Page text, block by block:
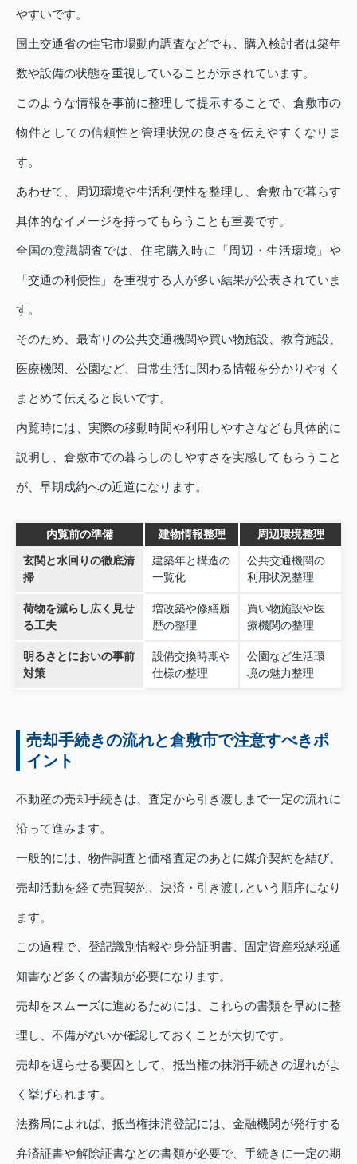
やすいです。
国土交通省の住宅市場動向調査などでも、購入検討者は築年
数や設備の状態を重視していることが示されています。
このような情報を事前に整理して提示することで、倉敷市の
物件としての信頼性と管理状況の良さを伝えやすくなりま
す。
あわせて、周辺環境や生活利便性を整理し、倉敷市で暮らす
具体的なイメージを持ってもらうことも重要です。
全国の意識調査では、住宅購入時に「周辺・生活環境」や
「交通の利便性」を重視する人が多い結果が公表されていま
す。
そのため、最寄りの公共交通機関や買い物施設、教育施設、
医療機関、公園など、日常生活に関わる情報を分かりやすく
まとめて伝えると良いです。
内覧時には、実際の移動時間や利用しやすさなども具体的に
説明し、倉敷市での暮らしのしやすさを実感してもらうこと
が、早期成約への近道になります。
内覧前の準備 建物情報整理 周辺環境整理
玄関と水回りの徹底清
掃
建築年と構造の
一覧化
公共交通機関の
利用状況整理
荷物を減らし広く見せ
る工夫
増改築や修繕履
歴の整理
買い物施設や医
療機関の整理
明るさとにおいの事前
対策
設備交換時期や
仕様の整理
公園など生活環
境の魅力整理
売却手続きの流れと倉敷市で注意すべきポ
イント
不動産の売却手続きは、査定から引き渡しまで一定の流れに
沿って進みます。
一般的には、物件調査と価格査定のあとに媒介契約を結び、
売却活動を経て売買契約、決済・引き渡しという順序になり
ます。
この過程で、登記識別情報や身分証明書、固定資産税納税通
知書など多くの書類が必要になります。
売却をスムーズに進めるためには、これらの書類を早めに整
理し、不備がないか確認しておくことが大切です。
売却を遅らせる要因として、抵当権の抹消手続きの遅れがよ
く挙げられます。
法務局によれば、抵当権抹消登記には、金融機関が発行する
弁済証書や解除証書などの書類が必要で、手続きに一定の期